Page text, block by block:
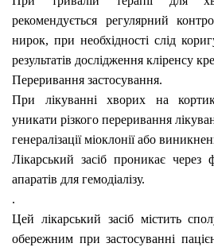
рекомендується регулярний
нирок, при необхідності слід
результатів дослідження кліренсу
Переривання застосування.
При лікуванні хворих на
уникати різкого переривання
генералізації міоклонії або
Лікарський засіб проникає через
апаратів для гемодіалізу.
.
Цей лікарський засіб містить
обережним при застосуванні